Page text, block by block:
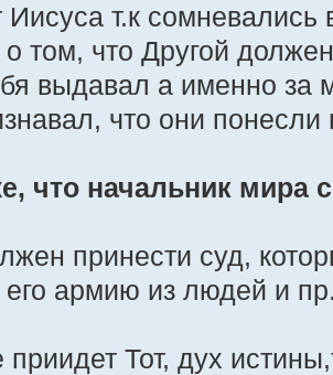
Иисуса т.к
о том, что Другой
выдавал а именно за
что они
что начальник мира
принести суд,
его армию из людей и
приидет Тот, дух